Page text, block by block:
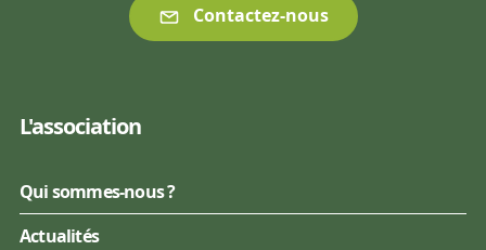
Contactez-nous
L'association
Qui sommes-nous ?
Actualités